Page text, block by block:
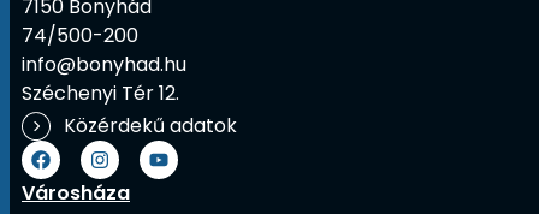
7150 Bonyhád
74/500-200
info@bonyhad.hu
Széchenyi Tér 12.
Közérdekű adatok
Városháza